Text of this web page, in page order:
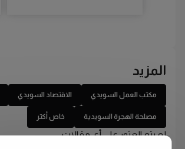
المزيد
مكتب العمل السويدي الاقتصاد السويدي
مصلحة الهجرة السويدية خاص أكتر
لم يتم العثور على أي مقالات